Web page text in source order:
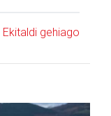
Ekitaldi gehiago